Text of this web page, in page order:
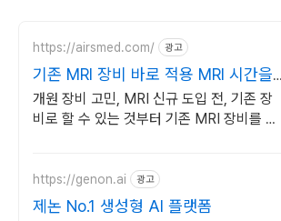
https://airsmed.com/ 광고
기존 MRI 장비 바로 적용 MRI 시간을
반으로
개원 장비 고민, MRI 신규 도입 전, 기존 장
비로 할 수 있는 것부터 기존 MRI 장비를 교
https://genon.ai 광고
제논 No.1 생성형 AI 플랫폼